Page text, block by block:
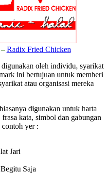
Radix Fried Chicken
oleh individu, syarikat
ini bertujuan untuk memberi
atau organisasi mereka
digunakan untuk harta
kata, simbol dan gabungan
yer :
Jari
Saja